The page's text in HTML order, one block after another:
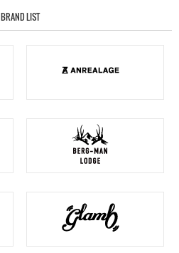
BRAND LIST